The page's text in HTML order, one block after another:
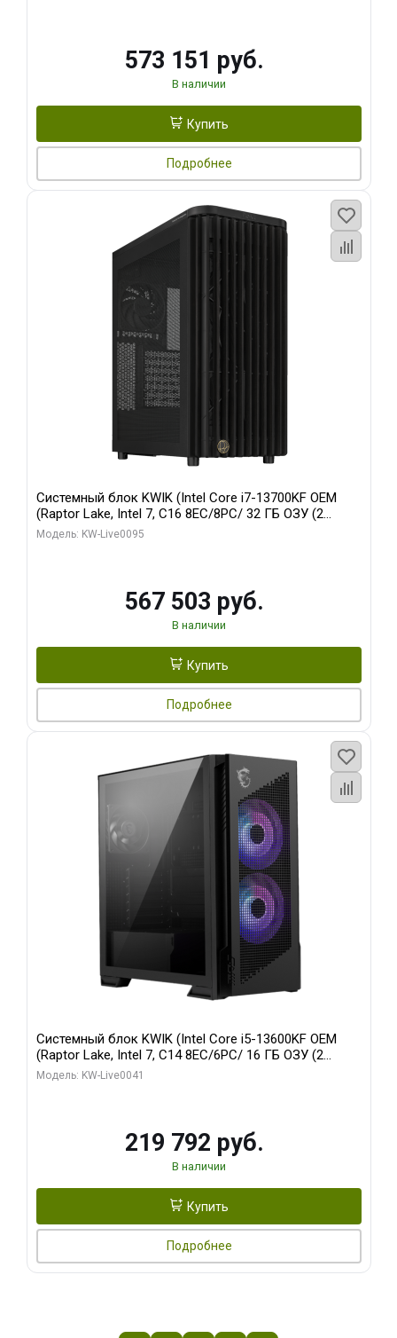
573 151 руб.
В наличии
Купить
Подробнее
Системный блок KWIK (Intel Core i7-13700KF OEM
(Raptor Lake, Intel 7, C16 8EC/8PC/ 32 ГБ ОЗУ (2
модуля)/ Afox RTX4090 24GB GDDR6X 384-Bit 3xDP
Модель: KW-Live0095
567 503 руб.
В наличии
Купить
Подробнее
Системный блок KWIK (Intel Core i5-13600KF OEM
(Raptor Lake, Intel 7, C14 8EC/6PC/ 16 ГБ ОЗУ (2
модуля)/ Palit RTX5080 GAMINGPRO OC 16GB GDDR7
Модель: KW-Live0041
219 792 руб.
В наличии
Купить
Подробнее